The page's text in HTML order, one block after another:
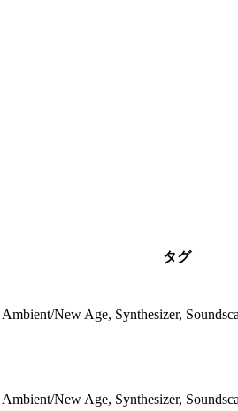
タグ
Ambient/New Age, Synthesizer,
Ambient/New Age, Synthesizer,